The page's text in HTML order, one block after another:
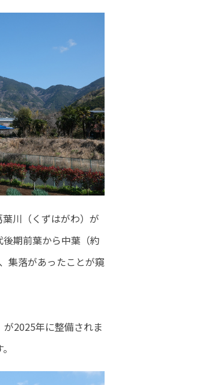
川（くずはがわ）が
期前葉から中葉（約
集落があったことが窺
2025年に整備されま